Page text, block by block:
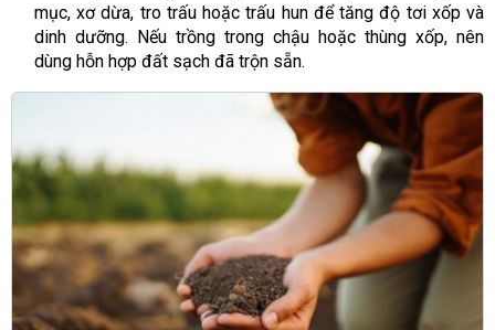
mục, xơ dừa, tro trấu hoặc trấu hun để tăng độ tơi xốp và
dinh dưỡng. Nếu trồng trong chậu hoặc thùng xốp, nên
dùng hỗn hợp đất sạch đã trộn sẵn.